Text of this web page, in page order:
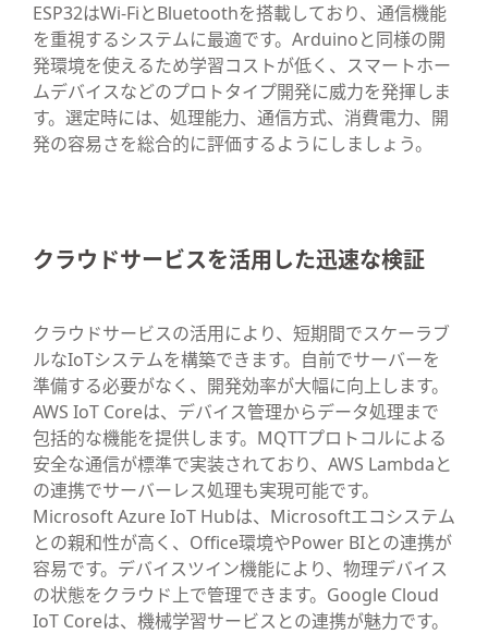
ESP32はWi-FiとBluetoothを搭載しており、通信機能
を重視するシステムに最適です。Arduinoと同様の開
発環境を使えるため学習コストが低く、スマートホー
ムデバイスなどのプロトタイプ開発に威力を発揮しま
す。選定時には、処理能力、通信方式、消費電力、開
発の容易さを総合的に評価するようにしましょう。
クラウドサービスを活用した迅速な検証
クラウドサービスの活用により、短期間でスケーラブ
ルなIoTシステムを構築できます。自前でサーバーを
準備する必要がなく、開発効率が大幅に向上します。
AWS IoT Coreは、デバイス管理からデータ処理まで
包括的な機能を提供します。MQTTプロトコルによる
安全な通信が標準で実装されており、AWS Lambdaと
の連携でサーバーレス処理も実現可能です。
Microsoft Azure IoT Hubは、Microsoftエコシステム
との親和性が高く、Office環境やPower BIとの連携が
容易です。デバイスツイン機能により、物理デバイス
の状態をクラウド上で管理できます。Google Cloud
IoT Coreは、機械学習サービスとの連携が魅力です。